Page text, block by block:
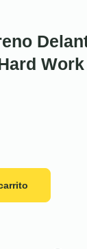
Work